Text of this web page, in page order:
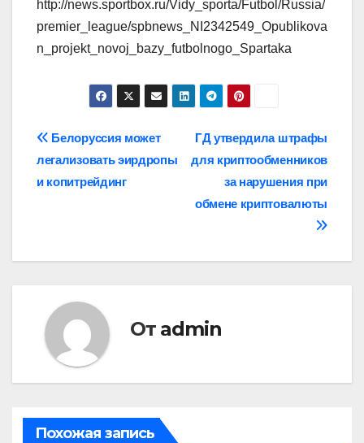
http://news.sportbox.ru/Vidy_sporta/Futbol/Russia/
premier_league/spbnews_NI2342549_Opublikova
n_projekt_novoj_bazy_futbolnogo_Spartaka
Навигация
по
ГД утвердила штрафы
для криптообменников
за нарушения при
обмене криптовалюты
Белоруссия может
легализовать эирдропы
и копитрейдинг
От admin
Похожая запись